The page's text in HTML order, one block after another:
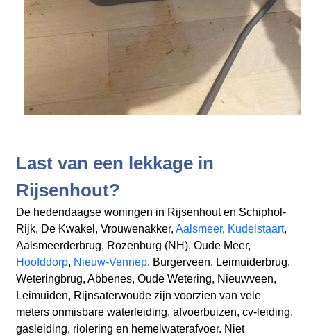
Last van een lekkage in
Rijsenhout?
De hedendaagse woningen in Rijsenhout en Schiphol-
Rijk, De Kwakel, Vrouwenakker, Aalsmeer, Kudelstaart,
Aalsmeerderbrug, Rozenburg (NH), Oude Meer,
Hoofddorp, Nieuw-Vennep, Burgerveen, Leimuiderbrug,
Weteringbrug, Abbenes, Oude Wetering, Nieuwveen,
Leimuiden, Rijnsaterwoude zijn voorzien van vele
meters onmisbare waterleiding, afvoerbuizen, cv-leiding,
gasleiding, riolering en hemelwaterafvoer. Niet